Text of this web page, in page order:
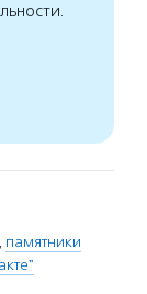
, памятники